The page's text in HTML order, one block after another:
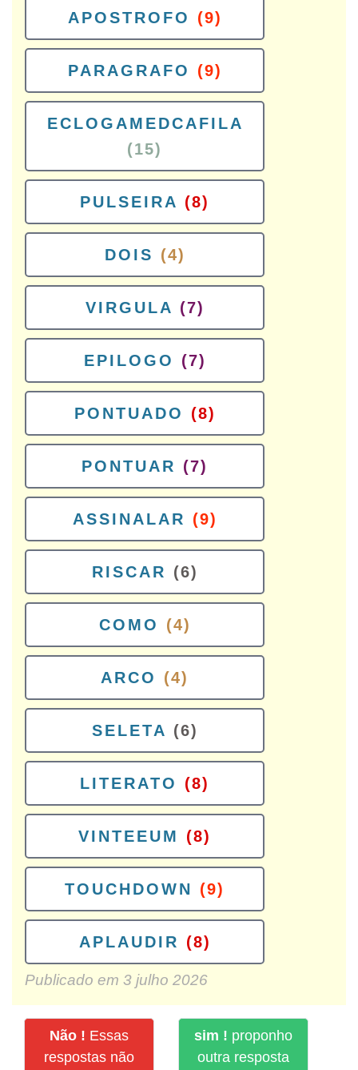
APOSTROFO (9)
PARAGRAFO (9)
ECLOGAMEDCAFILA
(15)
PULSEIRA (8)
DOIS (4)
VIRGULA (7)
EPILOGO (7)
PONTUADO (8)
PONTUAR (7)
ASSINALAR (9)
RISCAR (6)
COMO (4)
ARCO (4)
SELETA (6)
LITERATO (8)
VINTEEUM (8)
TOUCHDOWN (9)
APLAUDIR (8)
Publicado em 3 julho 2026
Não ! Essas
respostas não
sim ! proponho
outra resposta